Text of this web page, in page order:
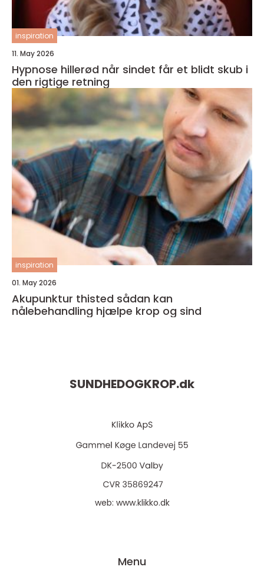
inspiration
11. May 2026
Hypnose hillerød når sindet får et blidt skub i
den rigtige retning
inspiration
01. May 2026
Akupunktur thisted sådan kan
nålebehandling hjælpe krop og sind
SUNDHEDOGKROP.dk
web: www.klikko.dk
Menu